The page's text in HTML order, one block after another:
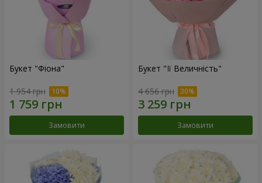
Букет "Фіона"
1 954 грн
Замовити
Букет "Її Величність"
4 656 грн
Замовити